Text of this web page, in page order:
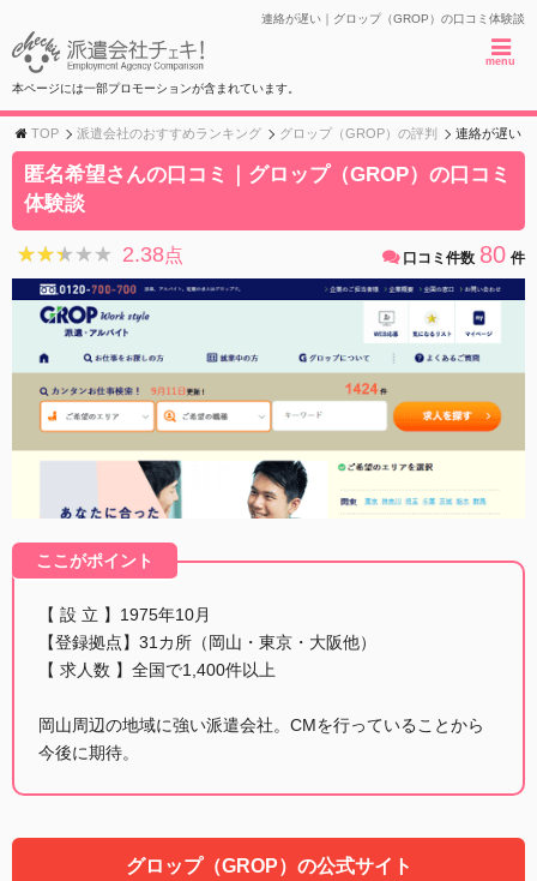
連絡が遅い｜グロップ（GROP）の口コミ体験談
menu
本ページには一部プロモーションが含まれています。
TOP 派遣会社のおすすめランキング グロップ（GROP）の評判 連絡が遅い
匿名希望さんの口コミ｜グロップ（GROP）の口コミ
体験談
★★★★★
★★★★★ 2.38点 口コミ件数 80 件
ここがポイント
【 設 立 】1975年10月
【登録拠点】31カ所（岡山・東京・大阪他）
【 求人数 】全国で1,400件以上
岡山周辺の地域に強い派遣会社。CMを行っていることから
今後に期待。
グロップ（GROP）の公式サイト